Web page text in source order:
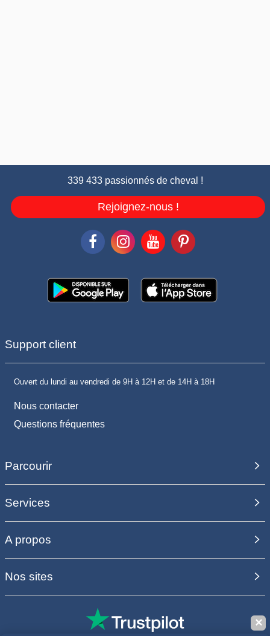
339 433 passionnés de cheval !
Rejoignez-nous !
Support client
Ouvert du lundi au vendredi de 9H à 12H et de 14H à 18H
Nous contacter
Questions fréquentes
Parcourir
Services
A propos
Nos sites
✕